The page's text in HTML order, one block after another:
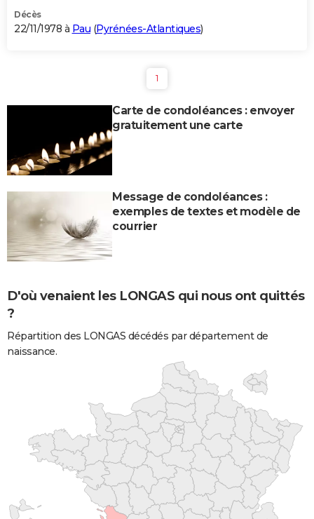
Décès
22/11/1978 à Pau (Pyrénées-Atlantiques)
1
Carte de condoléances : envoyer
gratuitement une carte
Message de condoléances :
exemples de textes et modèle de
courrier
D'où venaient les LONGAS qui nous ont quittés
?
Répartition des LONGAS décédés par département de
naissance.